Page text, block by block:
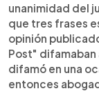
unanimidad del
que tres frases
opinión
Post" difamaban
difamó en una
entonces